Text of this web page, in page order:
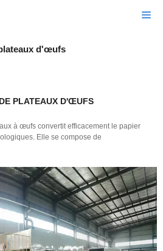
d'œufs
PLATEAUX D'ŒUFS
à œufs convertit efficacement le papier
Elle se compose de